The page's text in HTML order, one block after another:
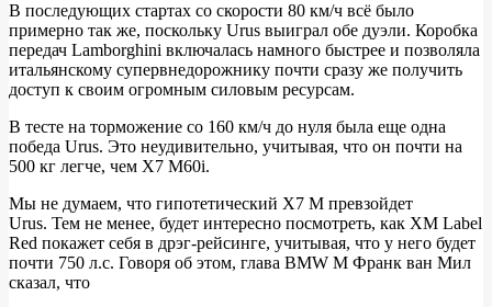
В последующих стартах со скорости 80 км/ч всё было
примерно так же, поскольку Urus выиграл обе дуэли. Коробка
передач Lamborghini включалась намного быстрее и позволяла
итальянскому супервнедорожнику почти сразу же получить
доступ к своим огромным силовым ресурсам.
В тесте на торможение со 160 км/ч до нуля была еще одна
победа Urus. Это неудивительно, учитывая, что он почти на
500 кг легче, чем X7 M60i.
Мы не думаем, что гипотетический X7 M превзойдет
Urus. Тем не менее, будет интересно посмотреть, как XM Label
Red покажет себя в дрэг-рейсинге, учитывая, что у него будет
почти 750 л.с. Говоря об этом, глава BMW M Франк ван Мил
сказал, что